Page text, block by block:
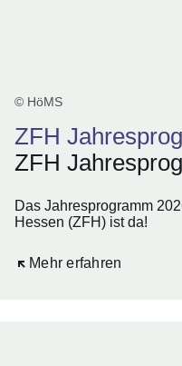
© HöMS
ZFH
ZFH
Das Jahresprogramm
Hessen (ZFH) ist da!
Mehr erfahren
Öffnet sich in einem